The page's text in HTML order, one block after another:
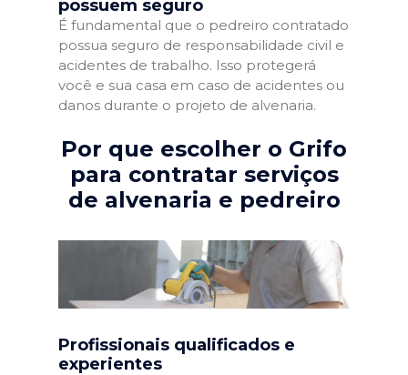
possuem seguro
É fundamental que o pedreiro contratado
possua seguro de responsabilidade civil e
acidentes de trabalho. Isso protegerá
você e sua casa em caso de acidentes ou
danos durante o projeto de alvenaria.
Por que escolher o Grifo
para contratar serviços
de alvenaria e pedreiro
Profissionais qualificados e
experientes